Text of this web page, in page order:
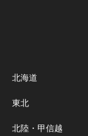
北海道
東北
北陸・甲信越